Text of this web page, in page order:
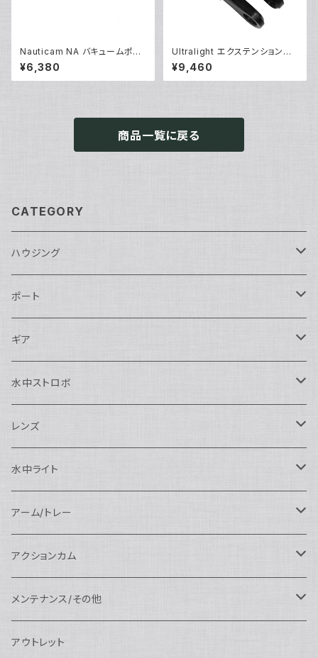
Nauticam NA バキュームポン
プ [20671]
¥6,380
Ultralight エクステンションク
ランプ [40237]
¥9,460
商品一覧に戻る
CATEGORY
ハウジング
Nikon用
Nauticam
SEA&SEA
Canon用
Nauticam
SEA&SEA
Sony用
Nautciam
SEA&SEA
OM SYSTEM用
Nauticam
AOI
Panasonic用
Nauticam
FUJIFILM用
Nauticam
Nauticam
Nikon用
Canon用
SEA&SEA
Sony用
AOI
ポート
Nauticam
N120ドームポート
N120マクロポート
N100エクステンションリング
SEA&SEA
ドームポート
マクロポート
AOI
ドームポート
フラットポート
FIX
アクセサリー
Athena
ドームポート
ギア
AOI
OM SYSTEM用
Nauticam
SEA&SEA
水中ストロボ
SEA&SEA
アクセサリー
AOI
アクセサリー
アクセサリー
weefine
アクセサリー
レンズ
マクロコンバージョンレンズ
Nauticam
AOI
ワイドコンバージョンレンズ
Nauticam
AOI
ワイドアングルコンバージョンポート
Nauticam
レンズオプション
AOI
水中ライト
大光量 3000ルーメン以上
リングライト
FIX
オプション
weefine
アーム/トレー
アーム
SEA&SEA
Nauticam
フロートアーム
Nauticam
クランプ
アクションカム
レンズ
AOI
グリップ/トレー/アーム
メンテナンス/その他
SEA&SEA
アウトレット